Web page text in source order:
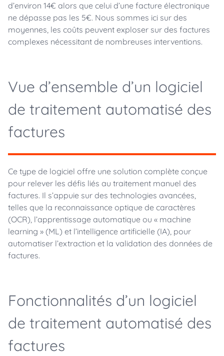
d’environ 14€ alors que celui d’une facture électronique
ne dépasse pas les 5€. Nous sommes ici sur des
moyennes, les coûts peuvent exploser sur des factures
complexes nécessitant de nombreuses interventions.
Vue d’ensemble d’un logiciel
de traitement automatisé des
factures
Ce type de logiciel offre une solution complète conçue
pour relever les défis liés au traitement manuel des
factures. Il s’appuie sur des technologies avancées,
telles que la reconnaissance optique de caractères
(OCR), l’apprentissage automatique ou « machine
learning » (ML) et l’intelligence artificielle (IA), pour
automatiser l’extraction et la validation des données de
factures.
Fonctionnalités d’un logiciel
de traitement automatisé des
factures